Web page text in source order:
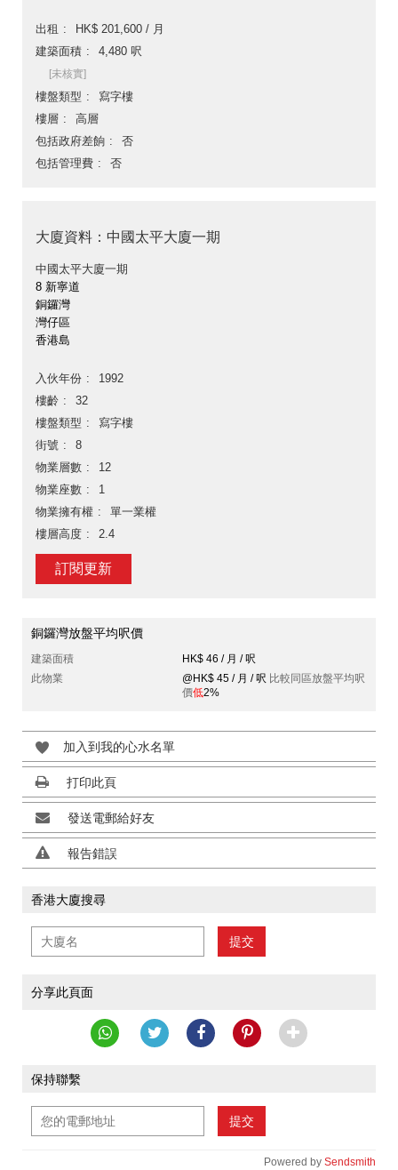
出租
HK$ 201,600 / 月
建築面積
4,480 呎
[未核實]
樓盤類型
寫字樓
樓層
高層
包括政府差餉
否
包括管理費
否
大廈資料：中國太平大廈一期
中國太平大廈一期
8 新寧道
銅鑼灣
灣仔區
香港島
入伙年份
1992
樓齡
32
樓盤類型
寫字樓
街號
8
物業層數
12
物業座數
1
物業擁有權
單一業權
樓層高度
2.4
訂閱更新
銅鑼灣放盤平均呎價
建築面積
HK$ 46 / 月 / 呎
此物業
@HK$ 45 / 月 / 呎 比較同區放盤平均呎
價低2%
加入到我的心水名單
打印此頁
發送電郵給好友
報告錯誤
香港大廈搜尋
提交
分享此頁面
保持聯繫
提交
Powered by Sendsmith